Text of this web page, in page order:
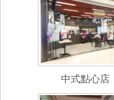
中式點心店